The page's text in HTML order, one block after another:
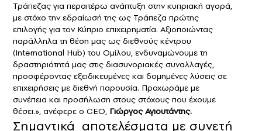
Τράπεζας για περαιτέρω ανάπτυξη στην κυπριακή αγορά,
με στόχο την εδραίωσή της ως Τράπεζα πρώτης
επιλογής για τον Κύπριο επιχειρηματία. Αξιοποιώντας
παράλληλα τη θέση μας ως διεθνούς κέντρου
(International Ηub) του Ομίλου, ενδυναμώνουμε τη
δραστηριότητά μας στις διασυνοριακές συναλλαγές,
προσφέροντας εξειδικευμένες και δομημένες λύσεις σε
επιχειρήσεις με διεθνή παρουσία. Προχωράμε με
συνέπεια και προσήλωση στους στόχους που έχουμε
θέσει.», ανέφερε ο CEO, Γιώργος Αγιουτάντης.
Σημαντικά αποτελέσματα με συνετή